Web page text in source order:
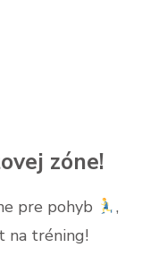
zóne!
pre pohyb
,
na tréning!